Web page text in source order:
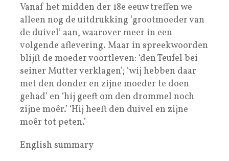
Vanaf het midden der 18e eeuw treffen we
alleen nog de uitdrukking ‘grootmoeder van
de duivel’ aan, waarover meer in een
volgende aflevering. Maar in spreekwoorden
blijft de moeder voortleven: ‘den Teufel bei
seiner Mutter verklagen’; ‘wij hebben daar
met den donder en zijne moeder te doen
gehad’ en ‘hij geeft om den drommel noch
zijne moêr.’ ‘Hij heeft den duivel en zijne
moêr tot peten.’
English summary